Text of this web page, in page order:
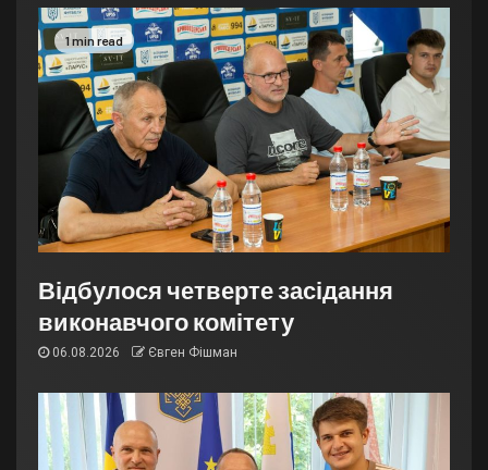
1 min read
Відбулося четверте засідання
виконавчого комітету
06.08.2026 Євген Фішман